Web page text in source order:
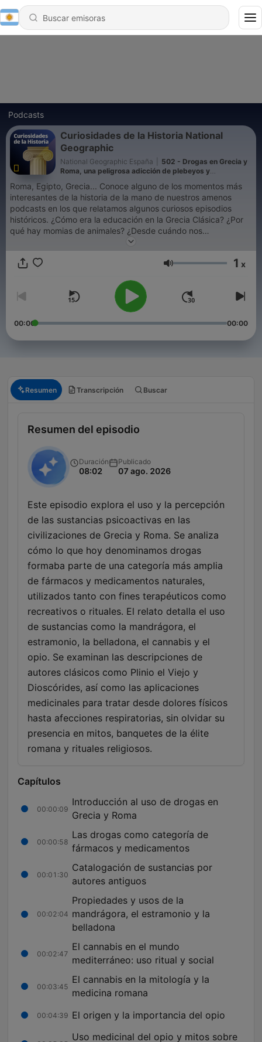
Podcasts
Curiosidades de la Historia National
Geographic
National Geographic España
502 - Drogas en Grecia y
Roma, una peligrosa adicción de plebeyos y
Roma, Egipto, Grecia... Conoce alguno de los momentos más
interesantes de la historia de la mano de nuestros amenos
podcasts en los que relatamos algunos curiosos episodios
históricos. ¿Cómo era la educación en la Grecia Clásica? ¿Por
qué hay momias de animales? ¿Desde cuándo nos
vacunamos? ¿Fue Nerón realmente tan malo como lo pintan?
eran las heteras de la Antigua Grecia? ¿Qué significaba ser un
sus respuestas) en nuestro podcast histórico.
Volumen 1 x
00:00 00:00
Resumen Transcripción Buscar
Resumen del episodio
Duración
08:02
Publicado
07 ago. 2026
Este episodio explora el uso y la percepción
de las sustancias psicoactivas en las
civilizaciones de Grecia y Roma. Se analiza
cómo lo que hoy denominamos drogas
formaba parte de una categoría más amplia
de fármacos y medicamentos naturales,
utilizados tanto con fines terapéuticos como
recreativos o rituales. El relato detalla el uso
de sustancias como la mandrágora, el
estramonio, la belladona, el cannabis y el
opio. Se examinan las descripciones de
autores clásicos como Plinio el Viejo y
Dioscórides, así como las aplicaciones
medicinales para tratar desde dolores físicos
hasta afecciones respiratorias, sin olvidar su
presencia en mitos, banquetes de la élite
romana y rituales religiosos.
Capítulos
00:00:09
Introducción al uso de drogas en
Grecia y Roma
00:00:58
Las drogas como categoría de
fármacos y medicamentos
00:01:30
Catalogación de sustancias por
autores antiguos
00:02:04
Propiedades y usos de la
mandrágora, el estramonio y la
belladona
00:02:47
El cannabis en el mundo
mediterráneo: uso ritual y social
00:03:45
El cannabis en la mitología y la
medicina romana
00:04:39 El origen y la importancia del opio
Uso medicinal del opio y mitos sobre